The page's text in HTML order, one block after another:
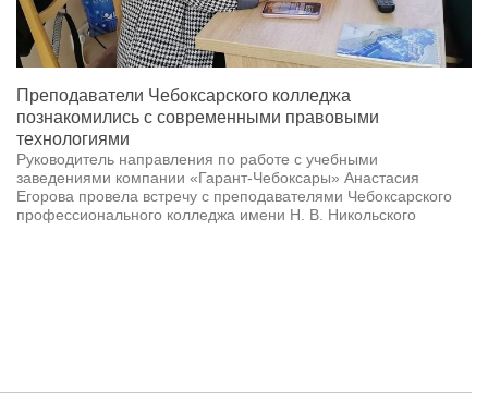
Преподаватели Чебоксарского колледжа
познакомились с современными правовыми
технологиями
Руководитель направления по работе с учебными
заведениями компании «Гарант-Чебоксары» Анастасия
Егорова провела встречу с преподавателями Чебоксарского
профессионального колледжа имени Н. В. Никольского